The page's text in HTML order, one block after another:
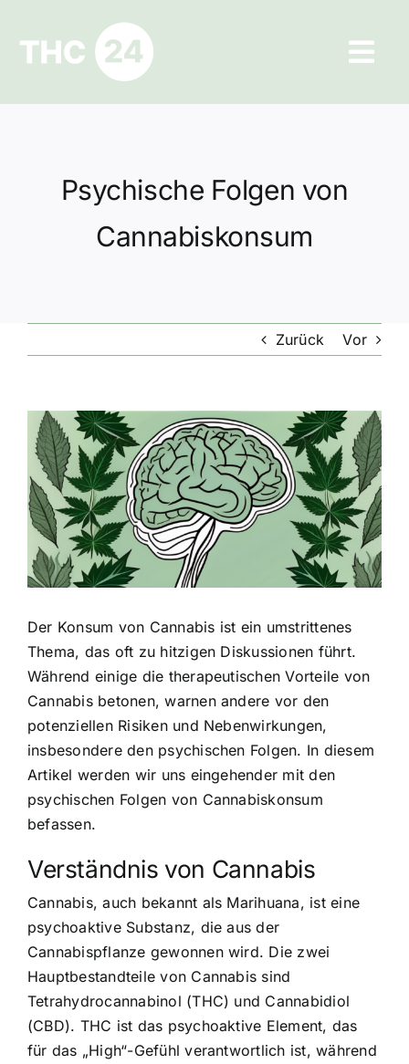
springen
Ratgeber
Datenschutz
Psychische Folgen von
Cannabiskonsum
Zurück Vor
Zeige
grösseres
Bild
Der Konsum von Cannabis ist ein umstrittenes
Thema, das oft zu hitzigen Diskussionen führt.
Während einige die therapeutischen Vorteile von
Cannabis betonen, warnen andere vor den
potenziellen Risiken und Nebenwirkungen,
insbesondere den psychischen Folgen. In diesem
Artikel werden wir uns eingehender mit den
psychischen Folgen von Cannabiskonsum
befassen.
Verständnis von Cannabis
Cannabis, auch bekannt als Marihuana, ist eine
psychoaktive Substanz, die aus der
Cannabispflanze gewonnen wird. Die zwei
Hauptbestandteile von Cannabis sind
Tetrahydrocannabinol (THC) und Cannabidiol
(CBD). THC ist das psychoaktive Element, das
für das „High“-Gefühl verantwortlich ist, während